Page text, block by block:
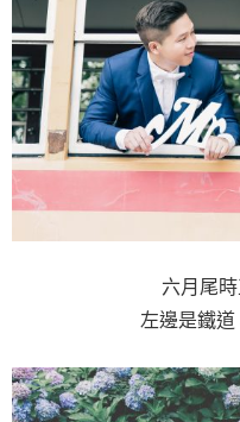
六月尾
左邊是鐵